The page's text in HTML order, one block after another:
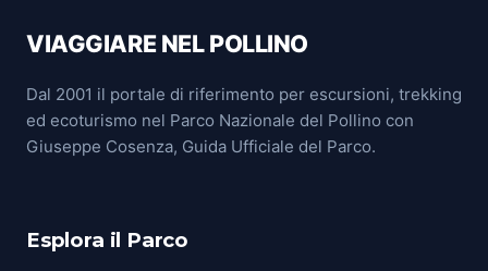
VIAGGIARE NEL POLLINO
Dal 2001 il portale di riferimento per escursioni, trekking
ed ecoturismo nel Parco Nazionale del Pollino con
Giuseppe Cosenza, Guida Ufficiale del Parco.
Esplora il Parco